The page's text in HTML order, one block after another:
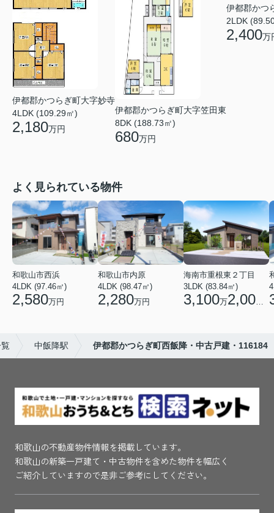
伊都郡かつらぎ町大字妙寺
4LDK (109.29㎡)
2,180万円
伊都郡かつらぎ町大字笠田東
8DK (188.73㎡)
680万円
伊都郡かつ
2LDK
2,400万
よく見られている物件
和歌山市西浜
4LDK (97.46㎡)
2,580万円
和歌山市内原
4LDK (98.47㎡)
2,280万円
海南市重根東２丁目
3LDK (83.84㎡)
3,100万2,000 円
中飯降駅 伊都郡かつらぎ町西飯降・中古戸建・116184
和歌山の不動産物件情報を掲載しています。
和歌山の新築一戸建て・中古物件を含めた物件を幅広く
ご紹介していますので是非ご参考にしてください。